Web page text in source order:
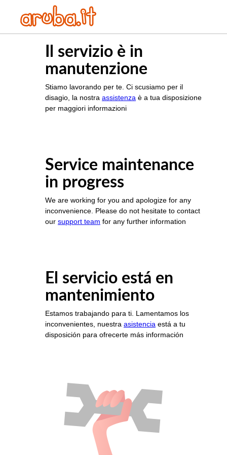
Il servizio è in
manutenzione
Stiamo lavorando per te. Ci scusiamo per il
disagio, la nostra assistenza è a tua disposizione
per maggiori informazioni
Service maintenance
in progress
We are working for you and apologize for any
inconvenience. Please do not hesitate to contact
our support team for any further information
El servicio está en
mantenimiento
Estamos trabajando para ti. Lamentamos los
inconvenientes, nuestra asistencia está a tu
disposición para ofrecerte más información